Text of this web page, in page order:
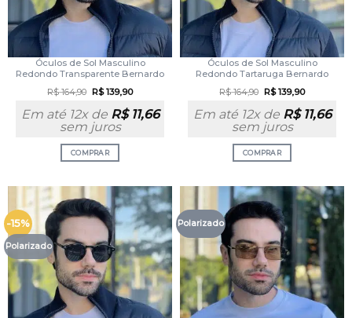
Óculos de Sol Masculino
Redondo Transparente Bernardo
R$164,90 R$139,90
Em até 12x de R$11,66
sem juros
COMPRAR
Óculos de Sol Masculino
Redondo Tartaruga Bernardo
R$164,90 R$139,90
Em até 12x de R$11,66
sem juros
COMPRAR
-15%
Polarizado
Polarizado